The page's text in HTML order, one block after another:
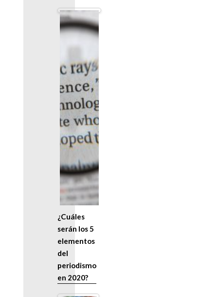
¿Cuáles
serán los 5
elementos
del
periodismo
en 2020?